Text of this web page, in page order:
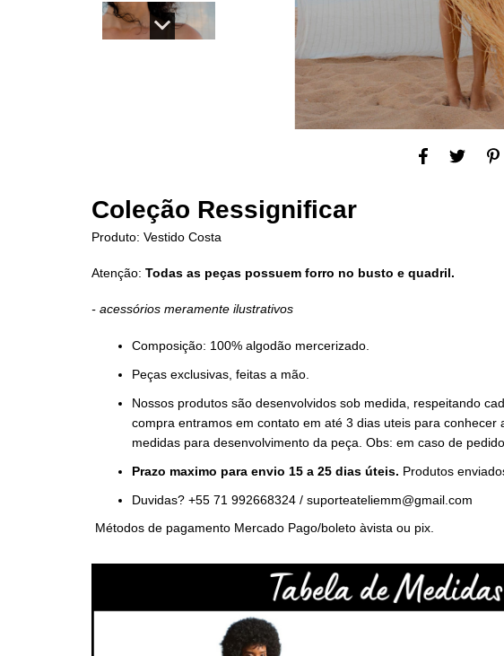
Coleção Ressignificar
Produto: Vestido Costa
Atenção: Todas as peças possuem forro no busto e quadril.
- acessórios meramente ilustrativos
Composição: 100% algodão mercerizado.
Peças exclusivas, feitas a mão.
Nossos produtos são desenvolvidos sob medida, respeitando
compra entramos em contato em até 3 dias uteis para conhecer
medidas para desenvolvimento da peça. Obs: em caso de
Prazo maximo para envio 15 a 25 dias úteis. Produtos
Duvidas? +55 71 992668324 / suporteateliemm@gmail.com
Métodos de pagamento Mercado Pago/boleto àvista ou pix.